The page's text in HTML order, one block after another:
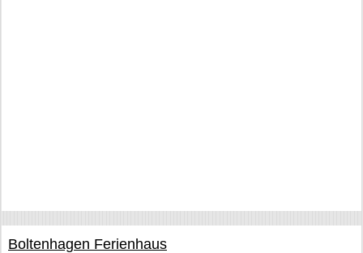
Boltenhagen Ferienhaus